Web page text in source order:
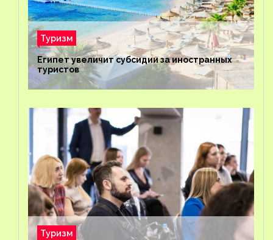
Туризм
Египет увеличит субсидии за иностранных
туристов
Туризм